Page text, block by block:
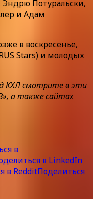
Потуральски,
и Адам
в воскресенье,
Stars) и молодых
КХЛ смотрите в эти
а также сайтах
в
в LinkedIn
в RedditПоделиться